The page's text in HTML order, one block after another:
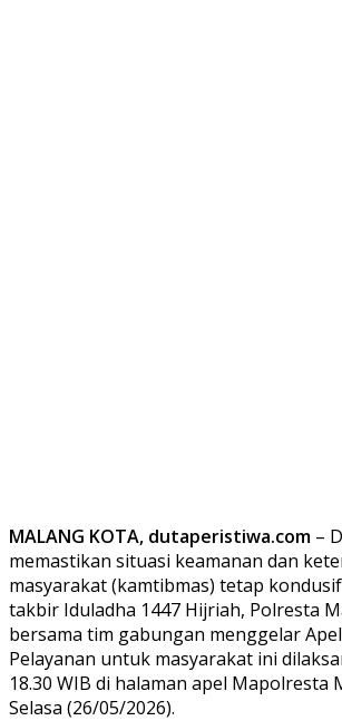
MALANG KOTA, dutaperistiwa.com –
memastikan situasi keamanan dan
masyarakat (kamtibmas) tetap
takbir Iduladha 1447 Hijriah, Polresta
bersama tim gabungan menggelar
Pelayanan untuk masyarakat ini
18.30 WIB di halaman apel Mapolresta
Selasa (26/05/2026).